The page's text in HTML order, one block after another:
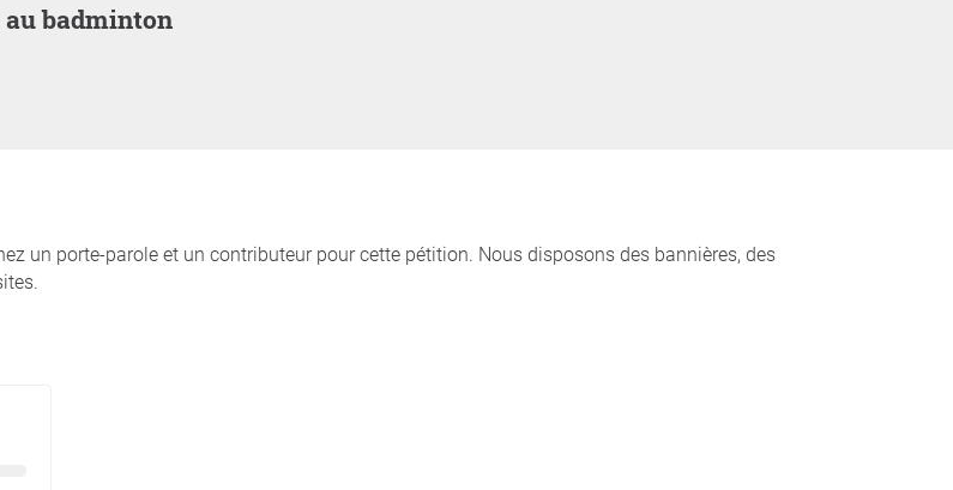
au badminton
un porte-parole et un contributeur pour cette pétition. Nous disposons des bannières, des